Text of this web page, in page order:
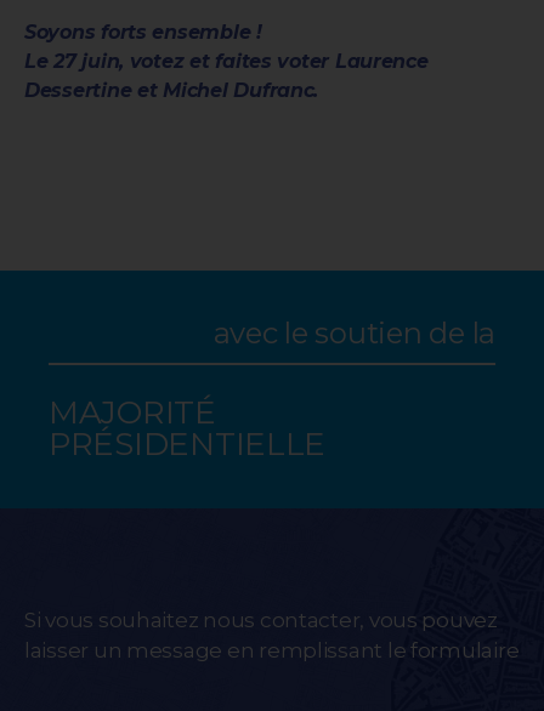
Soyons forts ensemble !
Le 27 juin, votez et faites voter Laurence
Dessertine et Michel Dufranc.
avec le soutien de la
MAJORITÉ
PRÉSIDENTIELLE
Si vous souhaitez nous contacter, vous pouvez
laisser un message en remplissant le formulaire